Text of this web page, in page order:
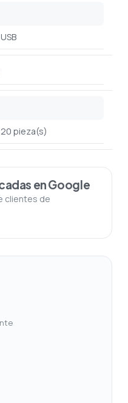
USB
20 pieza(s)
en Google
clientes de